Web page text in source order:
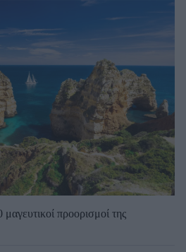
προορισμοί της